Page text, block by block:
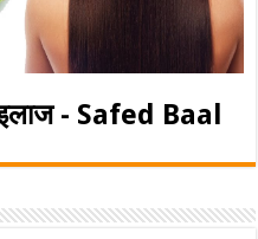
- Safed Baal